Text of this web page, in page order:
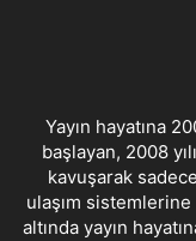
Yayın hayatına
başlayan, 2008
kavuşarak
ulaşım sistemlerine
altında yayın